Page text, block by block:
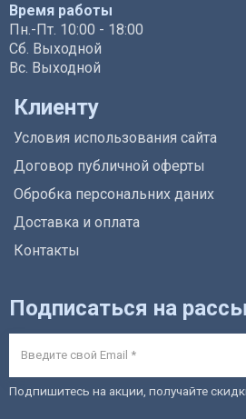
Время работы
Пн.-Пт. 10:00 - 18:00
Сб. Выходной
Вс. Выходной
Клиенту
Условия использования сайта
Договор публичной оферты
Обробка персональних даних
Доставка и оплата
Контакты
Подписаться на
Подпишитесь на акции, получайте